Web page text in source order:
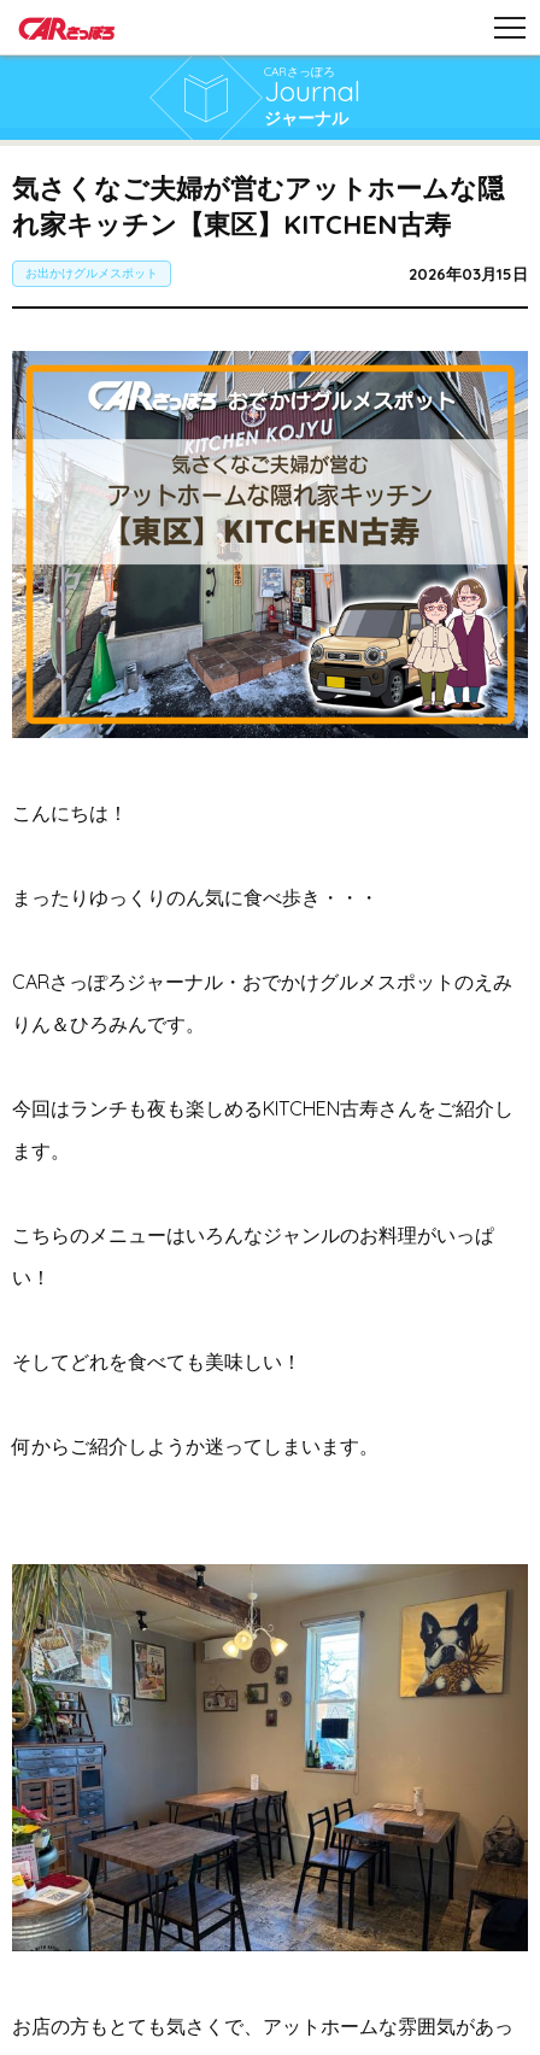
CARさっぽろ
Journal
ジャーナル
気さくなご夫婦が営むアットホームな隠
れ家キッチン【東区】KITCHEN古寿
お出かけグルメスポット 2026年03月15日
こんにちは！
まったりゆっくりのん気に食べ歩き・・・
CARさっぽろジャーナル・おでかけグルメスポットのえみ
りん＆ひろみんです。
今回はランチも夜も楽しめるKITCHEN古寿さんをご紹介し
ます。
こちらのメニューはいろんなジャンルのお料理がいっぱ
い！
そしてどれを食べても美味しい！
何からご紹介しようか迷ってしまいます。
お店の方もとても気さくで、アットホームな雰囲気があっ